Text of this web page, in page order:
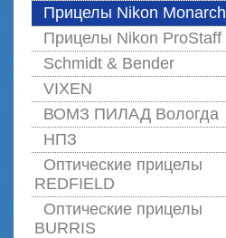
Прицелы Nikon Monarch
Прицелы Nikon ProStaff
Schmidt & Bender
VIXEN
ВОМЗ ПИЛАД Вологда
НПЗ
Оптические прицелы
REDFIELD
Оптические прицелы
BURRIS